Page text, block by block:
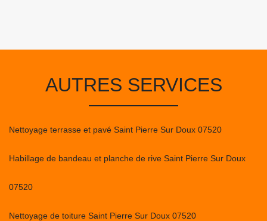
AUTRES SERVICES
Nettoyage terrasse et pavé Saint Pierre Sur Doux 07520
Habillage de bandeau et planche de rive Saint Pierre Sur Doux
07520
Nettoyage de toiture Saint Pierre Sur Doux 07520